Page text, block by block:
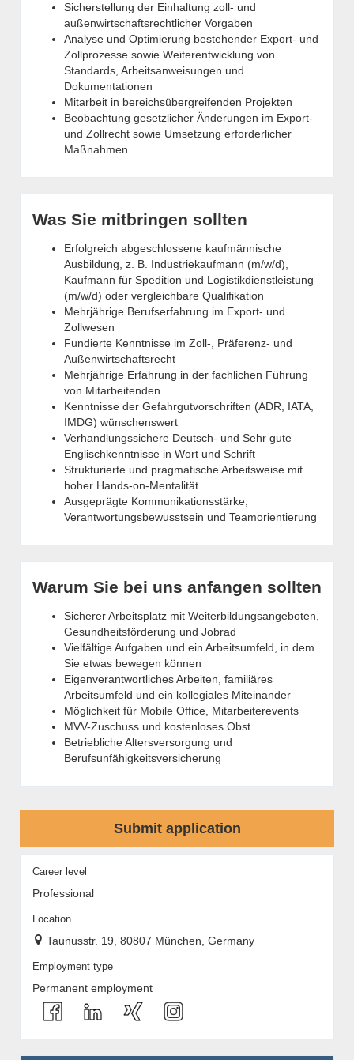
Sicherstellung der Einhaltung zoll- und
außenwirtschaftsrechtlicher Vorgaben
Analyse und Optimierung bestehender Export- und
Zollprozesse sowie Weiterentwicklung von
Standards, Arbeitsanweisungen und
Dokumentationen
Mitarbeit in bereichsübergreifenden Projekten
Beobachtung gesetzlicher Änderungen im Export-
und Zollrecht sowie Umsetzung erforderlicher
Maßnahmen
Was Sie mitbringen sollten
Erfolgreich abgeschlossene kaufmännische
Ausbildung, z. B. Industriekaufmann (m/w/d),
Kaufmann für Spedition und Logistikdienstleistung
(m/w/d) oder vergleichbare Qualifikation
Mehrjährige Berufserfahrung im Export- und
Zollwesen
Fundierte Kenntnisse im Zoll-, Präferenz- und
Außenwirtschaftsrecht
Mehrjährige Erfahrung in der fachlichen Führung
von Mitarbeitenden
Kenntnisse der Gefahrgutvorschriften (ADR, IATA,
IMDG) wünschenswert
Verhandlungssichere Deutsch- und Sehr gute
Englischkenntnisse in Wort und Schrift
Strukturierte und pragmatische Arbeitsweise mit
hoher Hands-on-Mentalität
Ausgeprägte Kommunikationsstärke,
Verantwortungsbewusstsein und Teamorientierung
Warum Sie bei uns anfangen sollten
Sicherer Arbeitsplatz mit Weiterbildungsangeboten,
Gesundheitsförderung und Jobrad
Vielfältige Aufgaben und ein Arbeitsumfeld, in dem
Sie etwas bewegen können
Eigenverantwortliches Arbeiten, familiäres
Arbeitsumfeld und ein kollegiales Miteinander
Möglichkeit für Mobile Office, Mitarbeiterevents
MVV-Zuschuss und kostenloses Obst
Betriebliche Altersversorgung und
Berufsunfähigkeitsversicherung
Submit application
Career level
Professional
Location
Taunusstr. 19, 80807 München, Germany
Employment type
Permanent employment